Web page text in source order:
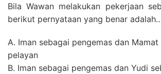
Bila Wawan melakukan pekerjaan
berikut pernyataan yang benar
A. Iman sebagai pengemas dan Mamat
pelayan
B. Iman sebagai pengemas dan Yudi